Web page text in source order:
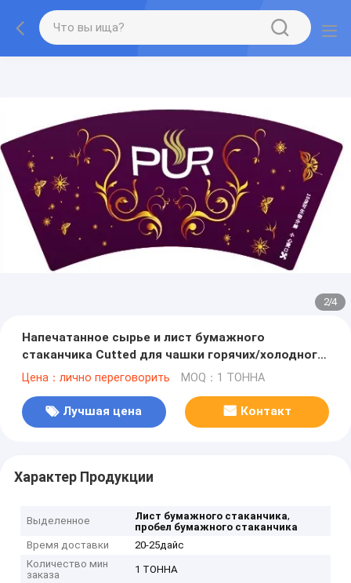
2/4
Напечатанное сырье и лист бумажного
стаканчика Cutted для чашки горячих/холодного
напитка
Цена：лично переговорить MOQ：1 ТОННА
Лучшая цена Контакт
Характер Продукции
Выделенное Лист бумажного стаканчика,
пробел бумажного стаканчика
Время доставки
20-25дайс
Количество мин
заказа
1 ТОННА